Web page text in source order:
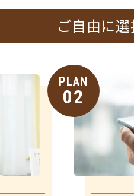
ご自由に
PLAN
02